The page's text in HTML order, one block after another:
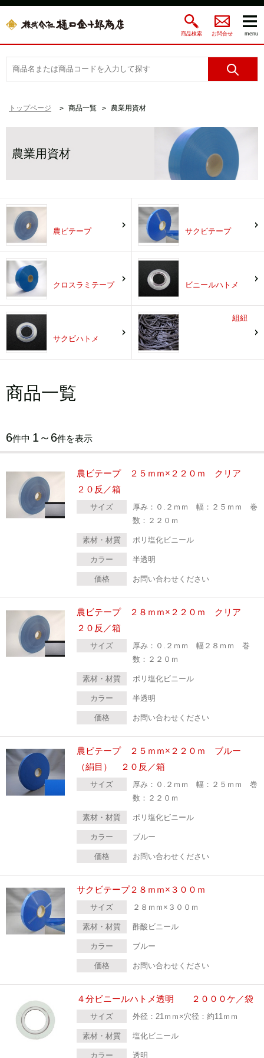
商品検索 お問合せ menu
トップページ 商品一覧 農業用資材
農業用資材
農ビテープ サクビテープ
クロスラミテープ ビニールハトメ
サクビハトメ
組紐
商品一覧
6件中 1～6件を表示
農ビテープ ２５ｍｍ×２２０ｍ クリア
２０反／箱
サイズ
厚み：０.２ｍｍ 幅：２５ｍｍ 巻
数：２２０ｍ
素材・材質 ポリ塩化ビニール
カラー 半透明
価格 お問い合わせください
農ビテープ ２８ｍｍ×２２０ｍ クリア
２０反／箱
サイズ
厚み：０.２ｍｍ 幅２８ｍｍ 巻
数：２２０ｍ
素材・材質 ポリ塩化ビニール
カラー 半透明
価格 お問い合わせください
農ビテープ ２５ｍｍ×２２０ｍ ブルー
（絹目） ２０反／箱
サイズ
厚み：０.２ｍｍ 幅：２５ｍｍ 巻
数：２２０ｍ
素材・材質 ポリ塩化ビニール
カラー ブルー
価格 お問い合わせください
サクビテープ２８ｍｍ×３００ｍ
サイズ ２８ｍｍ×３００ｍ
素材・材質 酢酸ビニール
カラー ブルー
価格 お問い合わせください
４分ビニールハトメ透明 ２０００ケ／袋
サイズ 外径：21ｍｍ×穴径：約11ｍｍ
素材・材質 塩化ビニール
カラー 透明